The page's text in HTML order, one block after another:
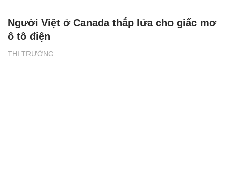
THỊ TRƯỜNG
Người Việt ở Canada thắp lửa cho giấc mơ
ô tô điện